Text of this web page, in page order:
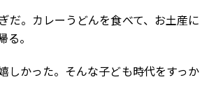
だ。カレーうどんを食べて、お土産に
。
しかった。そんな子ども時代をすっか